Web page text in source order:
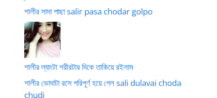
শালীর সাদা পাছা salir pasa chodar golpo
শালীর ল্যাংটা শরীরটার দিকে তাকিয়ে রইলাম
শালীর ভোদাটা রসে পরিপূর্ণ হয়ে গেল sali dulavai choda
chudi